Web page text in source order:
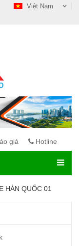
Việt Nam
giá Hotline
HÀN QUỐC 01